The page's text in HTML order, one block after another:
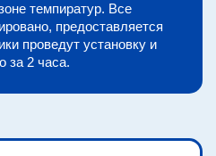
темпиратур. Все
предоставляется
проведут установку и
за 2 часа.